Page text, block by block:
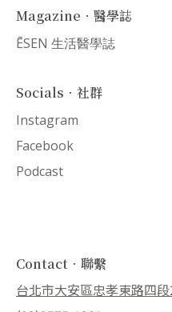
Magazine．醫學誌
ĒSEN 生活醫學誌
Socials．社群
Instagram
Facebook
Podcast
Contact．聯繫
台北市大安區忠孝東路四